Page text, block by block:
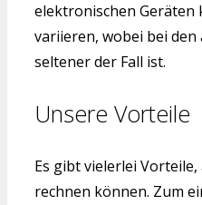
elektronischen Geräten
variieren, wobei bei
seltener der Fall ist.
Unsere Vorteile
Es gibt vielerlei Vorteile,
rechnen können. Zum